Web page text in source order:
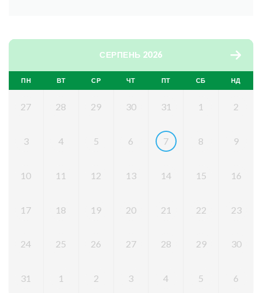
СЕРПЕНЬ 2026
ПН ВТ СР ЧТ ПТ СБ НД
27 28 29 30 31 1 2
3 4 5 6 7 8 9
10 11 12 13 14 15 16
17 18 19 20 21 22 23
24 25 26 27 28 29 30
31 1 2 3 4 5 6